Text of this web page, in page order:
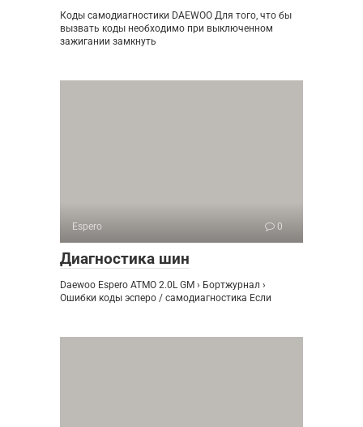
Коды самодиагностики DAEWOO Для того, что бы
вызвать коды необходимо при выключенном
зажигании замкнуть
Espero 0
Диагностика шин
Daewoo Espero ATMO 2.0L GM › Бортжурнал ›
Ошибки коды эсперо / самодиагностика Если